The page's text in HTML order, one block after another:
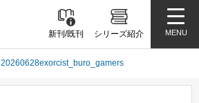
新刊/既刊 シリーズ紹介 MENU
20260628exorcist_buro_gamers